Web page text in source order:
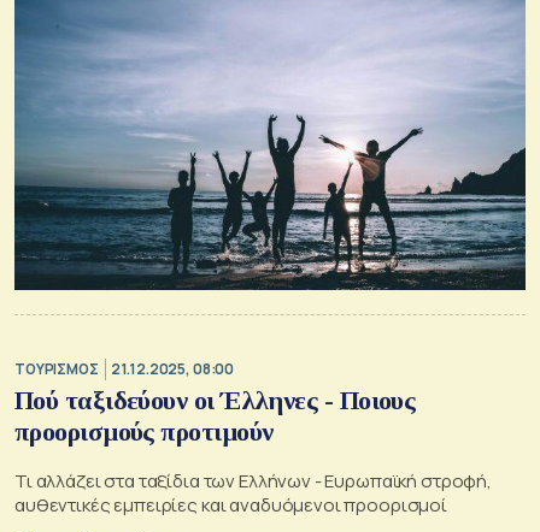
ΤΟΥΡΙΣΜΟΣ 21.12.2025, 08:00
Πού ταξιδεύουν οι Έλληνες - Ποιους
προορισμούς προτιμούν
Τι αλλάζει στα ταξίδια των Ελλήνων - Ευρωπαϊκή στροφή,
αυθεντικές εμπειρίες και αναδυόμενοι προορισμοί